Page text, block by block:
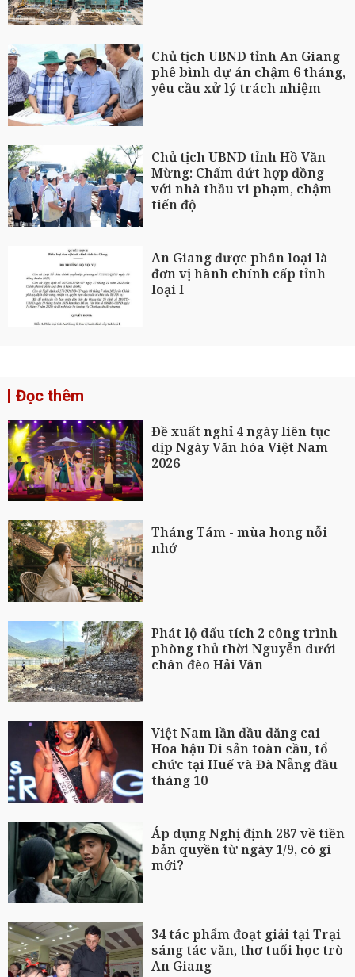
Chủ tịch UBND tỉnh An Giang
phê bình dự án chậm 6 tháng,
yêu cầu xử lý trách nhiệm
Chủ tịch UBND tỉnh Hồ Văn
Mừng: Chấm dứt hợp đồng
với nhà thầu vi phạm, chậm
tiến độ
An Giang được phân loại là
đơn vị hành chính cấp tỉnh
loại I
Đọc thêm
Đề xuất nghỉ 4 ngày liên tục
dịp Ngày Văn hóa Việt Nam
2026
Tháng Tám - mùa hong nỗi
nhớ
Phát lộ dấu tích 2 công trình
phòng thủ thời Nguyễn dưới
chân đèo Hải Vân
Việt Nam lần đầu đăng cai
Hoa hậu Di sản toàn cầu, tổ
chức tại Huế và Đà Nẵng đầu
tháng 10
Áp dụng Nghị định 287 về tiền
bản quyền từ ngày 1/9, có gì
mới?
34 tác phẩm đoạt giải tại Trại
sáng tác văn, thơ tuổi học trò
An Giang